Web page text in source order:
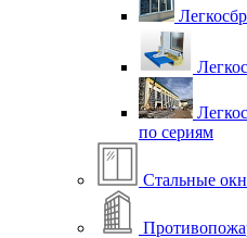
по сериям
Стальные